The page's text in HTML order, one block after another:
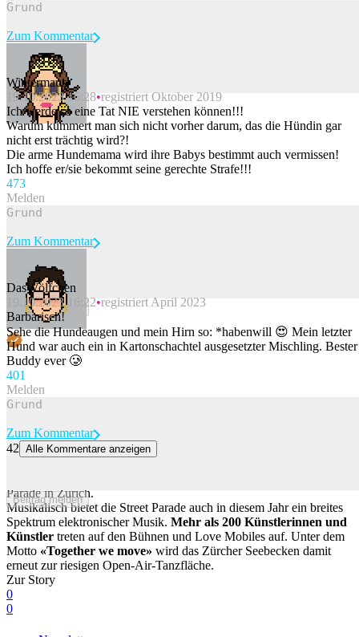
Beitrag melden
Zum Kommentar
Wintermaus
19.10.2023 16:28 registriert Oktober 2019
Ich werde so eine Tat NIE verstehen können!!!
Warum kümmert man sich nicht vorher darum, das die Hündin gar
nicht erst trächtig wird?!
Die arme Hundemama wird ihre Babys bestimmt auch vermissen!
Ich hoffe er/sie bekommt seine gerechte Strafe!!!
473
Melden
Beitrag melden
Zum Kommentar
DasWölfchen
19.10.2023 16:22 registriert April 2023
Barbarisch!
Sehe die Hundeaugen und mein Hirn so: *habenwill 😍 Mein letzter
Hund war auch ein in Kartonschachtel ausgesetzter Mischling. Bester
Buddy ever 🥲
401
Melden
Beitrag melden
Zum Kommentar
42 Alle Kommentare anzeigen
Parade in Zürich.
Musikalisch bietet die Street Parade auch in diesem Jahr ein breites
Spektrum elektronischer Musik. Mehr als 200 Künstlerinnen und
Künstler treten auf den Bühnen und Love Mobiles auf. Unter dem
Motto «Together we move» wird das Zürcher Seebecken damit
erneut zur riesigen Open-Air-Tanzfläche.
Zur Story
0
0